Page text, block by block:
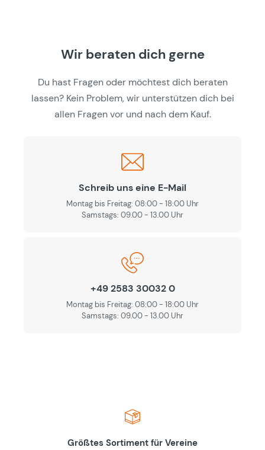
Wir beraten dich gerne
Du hast Fragen oder möchtest dich beraten
lassen? Kein Problem, wir unterstützen dich bei
allen Fragen vor und nach dem Kauf.
Schreib uns eine E-Mail
Montag bis Freitag: 08:00 - 18:00 Uhr
Samstags: 09.00 - 13.00 Uhr
+49 2583 30032 0
Montag bis Freitag: 08:00 - 18:00 Uhr
Samstags: 09.00 - 13.00 Uhr
Größtes Sortiment für Vereine